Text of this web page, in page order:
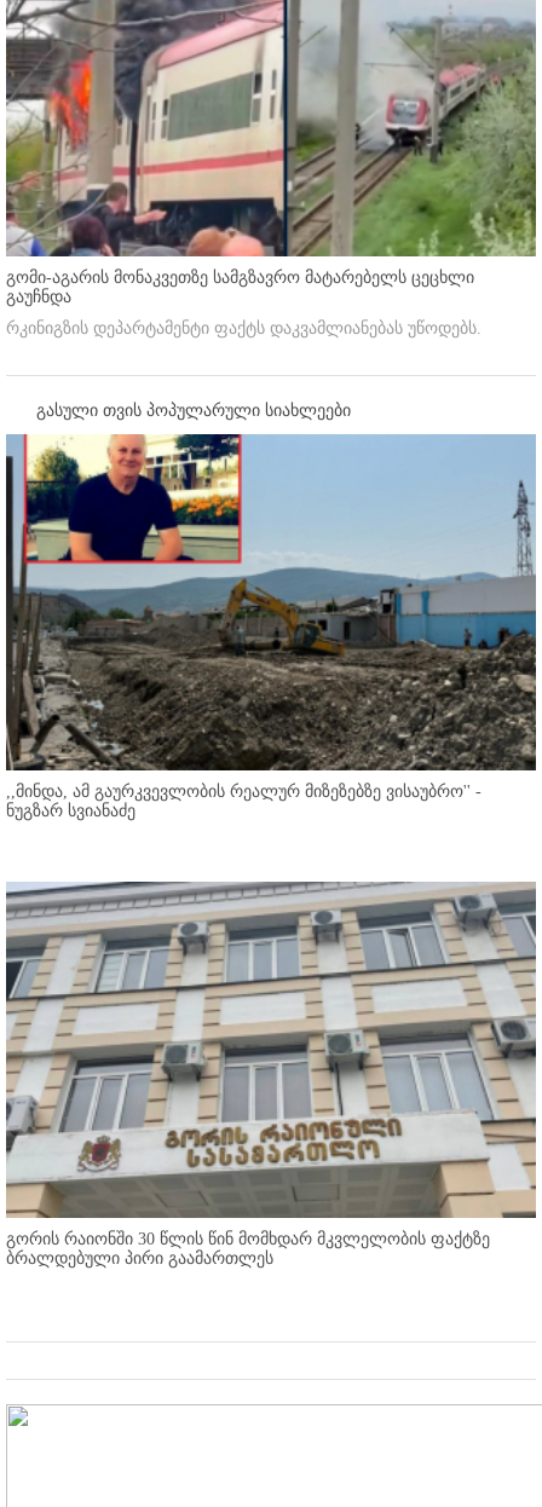
გომი-აგარის მონაკვეთზე სამგზავრო მატარებელს ცეცხლი
გაუჩნდა
რკინიგზის დეპარტამენტი ფაქტს დაკვამლიანებას უწოდებს.
გასული თვის პოპულარული სიახლეები
,,მინდა, ამ გაურკვევლობის რეალურ მიზეზებზე ვისაუბრო'' -
ნუგზარ სვიანაძე
გორის რაიონში 30 წლის წინ მომხდარ მკვლელობის ფაქტზე
ბრალდებული პირი გაამართლეს